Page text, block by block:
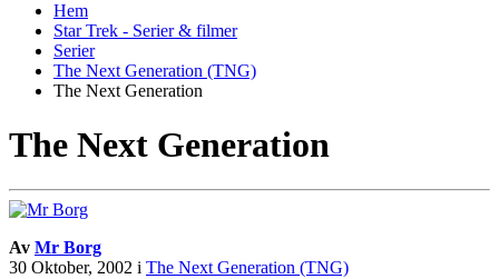
Hem
Star Trek - Serier & filmer
Serier
The Next Generation (TNG)
The Next Generation
The Next Generation
Av Mr Borg
30 Oktober, 2002 i The Next Generation (TNG)